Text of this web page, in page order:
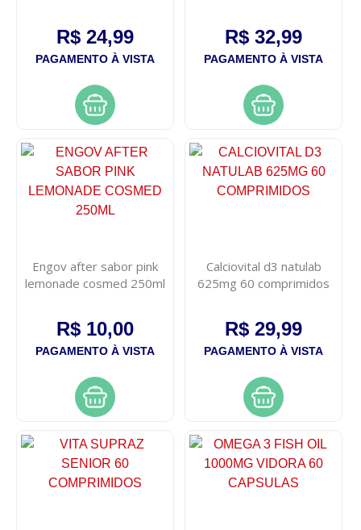
R$ 24,99
PAGAMENTO À VISTA
R$ 32,99
PAGAMENTO À VISTA
Engov after sabor pink
lemonade cosmed 250ml
R$ 10,00
PAGAMENTO À VISTA
Calciovital d3 natulab
625mg 60 comprimidos
R$ 29,99
PAGAMENTO À VISTA